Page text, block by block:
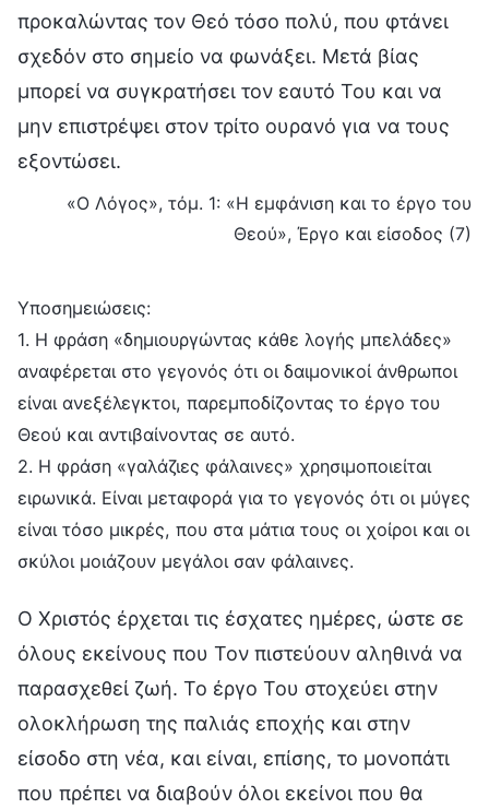
προκαλώντας τον Θεό τόσο πολύ, που φτάνει
σχεδόν στο σημείο να φωνάξει. Μετά βίας
μπορεί να συγκρατήσει τον εαυτό Του και να
μην επιστρέψει στον τρίτο ουρανό για να τους
εξοντώσει.
«Ο Λόγος», τόμ. 1: «Η εμφάνιση και το έργο του
Θεού», Έργο και είσοδος (7)
Υποσημειώσεις:
1. Η φράση «δημιουργώντας κάθε λογής μπελάδες»
αναφέρεται στο γεγονός ότι οι δαιμονικοί άνθρωποι
είναι ανεξέλεγκτοι, παρεμποδίζοντας το έργο του
Θεού και αντιβαίνοντας σε αυτό.
2. Η φράση «γαλάζιες φάλαινες» χρησιμοποιείται
ειρωνικά. Είναι μεταφορά για το γεγονός ότι οι μύγες
είναι τόσο μικρές, που στα μάτια τους οι χοίροι και οι
σκύλοι μοιάζουν μεγάλοι σαν φάλαινες.
Ο Χριστός έρχεται τις έσχατες ημέρες, ώστε σε
όλους εκείνους που Τον πιστεύουν αληθινά να
παρασχεθεί ζωή. Το έργο Του στοχεύει στην
ολοκλήρωση της παλιάς εποχής και στην
είσοδο στη νέα, και είναι, επίσης, το μονοπάτι
που πρέπει να διαβούν όλοι εκείνοι που θα